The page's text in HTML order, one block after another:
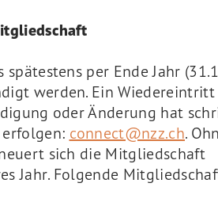
per Ende Jahr
werden. Ein Wiedereintritt
oder Änderung hat
connect@nzz.ch.
sich die Mitgliedschaft
Jahr. Folgende